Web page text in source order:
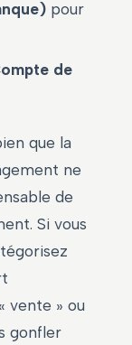
pour
de
que la
ne
de
Si vous
vente » ou
gonfler